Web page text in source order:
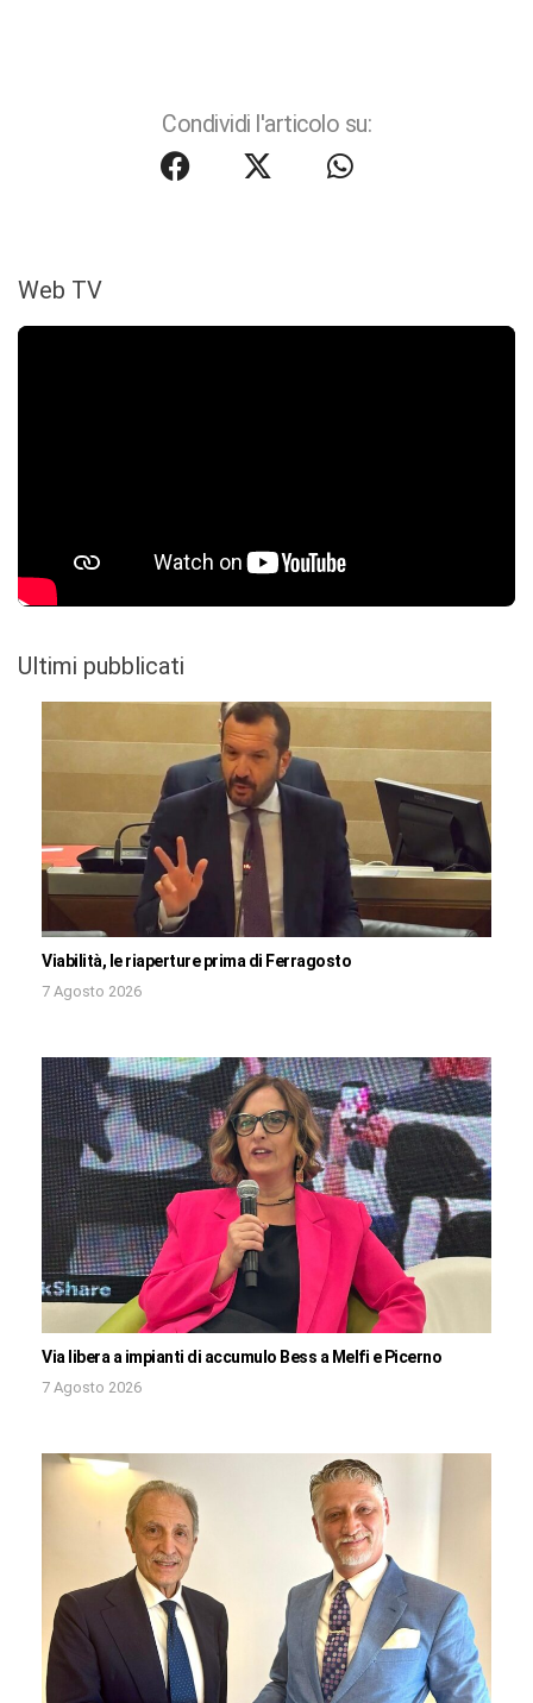
Condividi l'articolo su:
Web TV
Ultimi pubblicati
Viabilità, le riaperture prima di Ferragosto
7 Agosto 2026
Via libera a impianti di accumulo Bess a Melfi e Picerno
7 Agosto 2026